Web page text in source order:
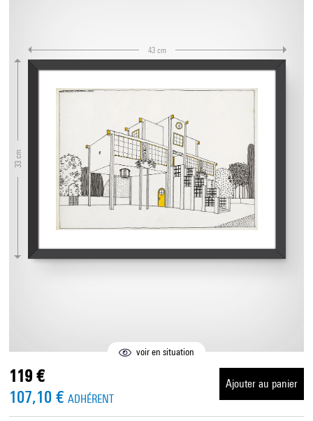
43 cm
33 cm
voir en situation
119 €
107,10 € ADHÉRENT
Ajouter au panier